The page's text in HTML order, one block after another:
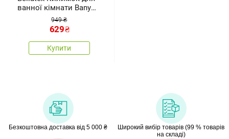
ванної кімнати Bany
Chrpa темно-синій, 60 x
949 ₴
629₴
Купити
Безкоштовна доставка від 5 000 ₴
Широкий вибір товарів (99 % товарів
на складі)